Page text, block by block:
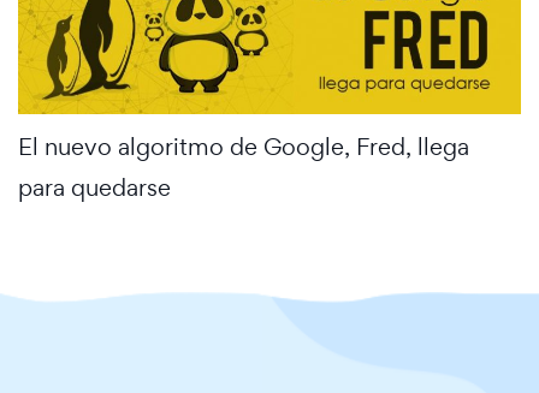
El nuevo algoritmo de Google, Fred, llega
para quedarse